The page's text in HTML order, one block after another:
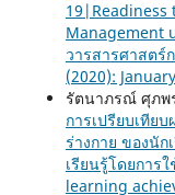
19|Readiness
Management
วารสารศาสตร์
(2020):
รัตนาภรณ์ ศุภพ
การเปรียบเทีย
ร่างกาย ของนั
เรียนรู้โดยการ
learning